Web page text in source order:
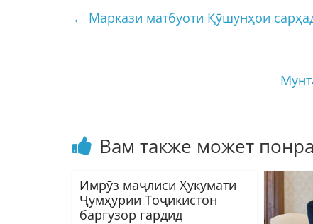
← Маркази матбуоти Қӯшунҳои
Вам также может
Имрӯз маҷлиси Ҳукумати
Ҷумҳурии Тоҷикистон
баргузор гардид